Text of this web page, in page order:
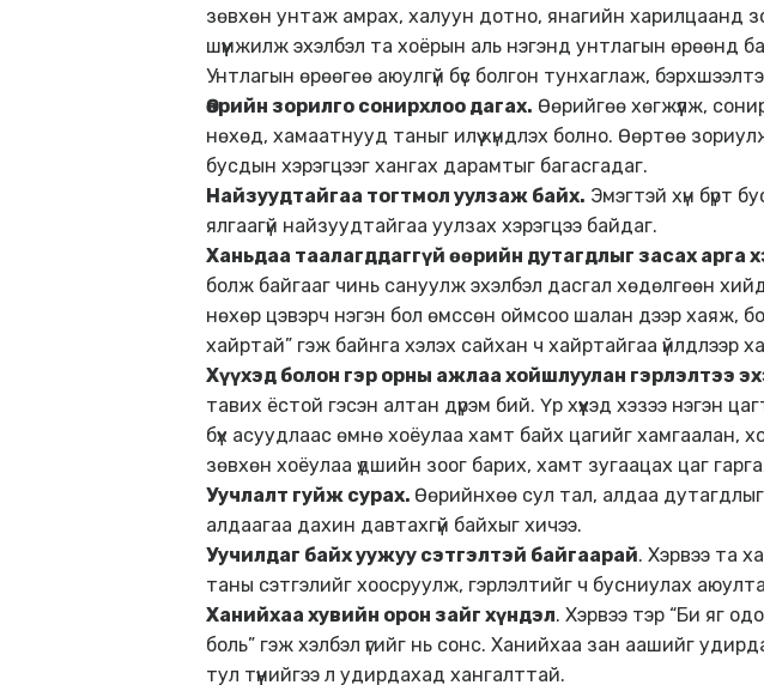
зөвхөн унтаж амрах, халуун дотно, янагийн харилцаанд
шүүмжилж эхэлбэл та хоёрын аль нэгэнд унтлагын өрөөнд
Унтлагын өрөөгөө аюулгүй бүс болгон тунхаглаж,
Өөрийн зорилго сонирхлоо дагах. Өөрийгөө хөгжүүлж,
нөхөд, хамаатнууд таныг илүү хүндлэх болно. Өөртөө
бусдын хэрэгцээг хангах дарамтыг багасгадаг.
Найзуудтайгаа тогтмол уулзаж байх. Эмэгтэй хүн бүрт
ялгаагүй найзуудтайгаа уулзах хэрэгцээ байдаг.
Ханьдаа таалагддаггүй өөрийн дутагдлыг засах
болж байгааг чинь сануулж эхэлбэл дасгал хөдөлгөөн
нөхөр цэвэрч нэгэн бол өмссөн оймсоо шалан дээр хаяж,
хайртай” гэж байнга хэлэх сайхан ч хайртайгаа үйлдлээр
Хүүхэд болон гэр орны ажлаа хойшлуулан гэрлэлтээ
тавих ёстой гэсэн алтан дүрэм бий. Үр хүүхэд хэзээ нэгэн
бүх асуудлаас өмнө хоёулаа хамт байх цагийг хамгаалан,
зөвхөн хоёулаа үдшийн зоог барих, хамт зугаацах цаг
Уучлалт гуйж сурах. Өөрийнхөө сул тал, алдаа
алдаагаа дахин давтахгүй байхыг хичээ.
Уучилдаг байх уужуу сэтгэлтэй байгаарай. Хэрвээ та
таны сэтгэлийг хоосруулж, гэрлэлтийг ч бусниулах
Ханийхаа хувийн орон зайг хүндэл. Хэрвээ тэр “Би яг
боль” гэж хэлбэл үгийг нь сонс. Ханийхаа зан аашийг
тул түүнийгээ л удирдахад хангалттай.